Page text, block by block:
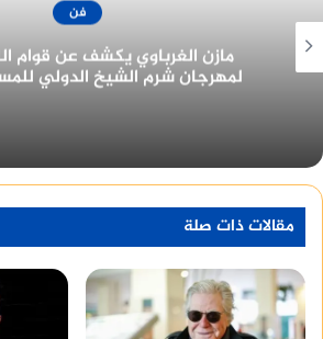
فن
جزيرة غمام يحتل نصيب الأسد من
القاهرة للدراما في دورته الأولى
مقالات ذات صلة